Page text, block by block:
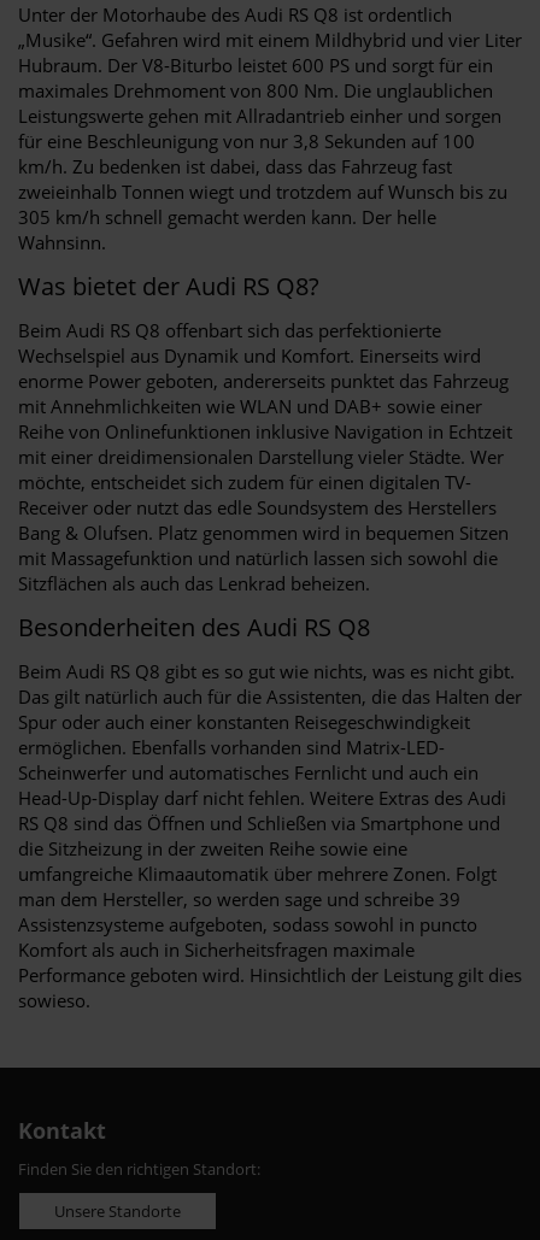
Unter der Motorhaube des Audi RS Q8 ist ordentlich
„Musike“. Gefahren wird mit einem Mildhybrid und vier Liter
Hubraum. Der V8-Biturbo leistet 600 PS und sorgt für ein
maximales Drehmoment von 800 Nm. Die unglaublichen
Leistungswerte gehen mit Allradantrieb einher und sorgen
für eine Beschleunigung von nur 3,8 Sekunden auf 100
km/h. Zu bedenken ist dabei, dass das Fahrzeug fast
zweieinhalb Tonnen wiegt und trotzdem auf Wunsch bis zu
305 km/h schnell gemacht werden kann. Der helle
Wahnsinn.
Was bietet der Audi RS Q8?
Beim Audi RS Q8 offenbart sich das perfektionierte
Wechselspiel aus Dynamik und Komfort. Einerseits wird
enorme Power geboten, andererseits punktet das Fahrzeug
mit Annehmlichkeiten wie WLAN und DAB+ sowie einer
Reihe von Onlinefunktionen inklusive Navigation in Echtzeit
mit einer dreidimensionalen Darstellung vieler Städte. Wer
möchte, entscheidet sich zudem für einen digitalen TV-
Receiver oder nutzt das edle Soundsystem des Herstellers
Bang & Olufsen. Platz genommen wird in bequemen Sitzen
mit Massagefunktion und natürlich lassen sich sowohl die
Sitzflächen als auch das Lenkrad beheizen.
Besonderheiten des Audi RS Q8
Beim Audi RS Q8 gibt es so gut wie nichts, was es nicht gibt.
Das gilt natürlich auch für die Assistenten, die das Halten der
Spur oder auch einer konstanten Reisegeschwindigkeit
ermöglichen. Ebenfalls vorhanden sind Matrix-LED-
Scheinwerfer und automatisches Fernlicht und auch ein
Head-Up-Display darf nicht fehlen. Weitere Extras des Audi
RS Q8 sind das Öffnen und Schließen via Smartphone und
die Sitzheizung in der zweiten Reihe sowie eine
umfangreiche Klimaautomatik über mehrere Zonen. Folgt
man dem Hersteller, so werden sage und schreibe 39
Assistenzsysteme aufgeboten, sodass sowohl in puncto
Komfort als auch in Sicherheitsfragen maximale
Performance geboten wird. Hinsichtlich der Leistung gilt dies
sowieso.
Kontakt
Finden Sie den richtigen Standort:
Unsere Standorte